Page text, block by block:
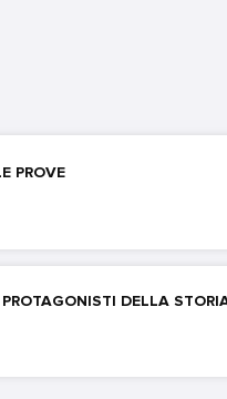
PROVE
DELLA